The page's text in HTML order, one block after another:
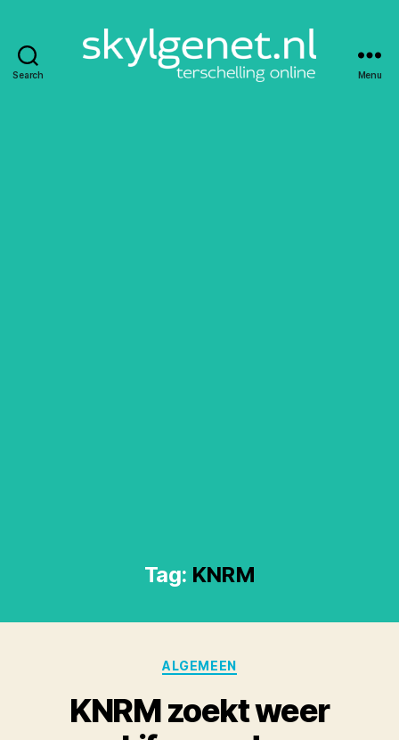
Search Menu
Tag: KNRM
Categories
ALGEMEEN
KNRM zoekt weer